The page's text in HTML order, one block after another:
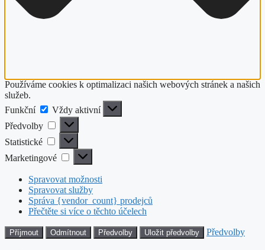
Používáme cookies k optimalizaci našich webových stránek a našich
služeb.
Funkční
Funkční
Vždy aktivní
Předvolby
Předvolby
Statistické Statistické
Marketingové Marketingové
Spravovat možnosti
Spravovat služby
Správa {vendor_count} prodejců
Přečtěte si více o těchto účelech
Příjmout Odmítnout Předvolby Uložit předvolby Předvolby